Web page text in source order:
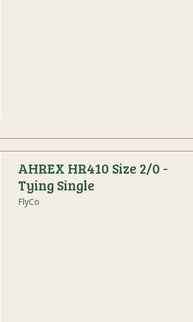
AHREX HR410 Size 2/0 -
Tying Single
FlyCo